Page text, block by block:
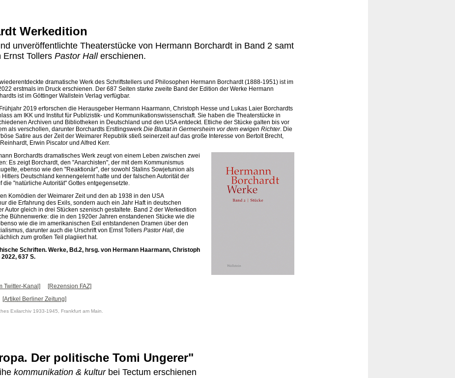
Werkedition
unveröffentlichte Theaterstücke von Hermann Borchardt in Band 2 samt
Ernst Tollers Pastor Hallerschienen.
dramatische Werk des Schriftstellers und Philosophen Hermann Borchardt (1888-1951) ist im
erstmals im Druck erschienen. Der 687 Seiten starke zweite Band der Edition der Werke Hermann
ist im Göttinger Wallstein Verlag verfügbar.
2019 erforschen die Herausgeber Hermann Haarmann, Christoph Hesse und Lukas Laier Borchardts
am IKK und Institut für Publizistik- und Kommunikationswissenschaft. Sie haben die Theaterstücke in
Archiven und Bibliotheken in Deutschland und den USA entdeckt. Etliche der Stücke galten bis vor
als verschollen, darunter Borchardts Erstlingswerk Die Bluttat in Germersheim vor dem ewigen Richter. Die
Satire aus der Zeit der Weimarer Republik stieß seinerzeit auf das große Interesse von Bertolt Brecht,
Erwin Piscator und Alfred Kerr.
Borchardts dramatisches Werk zeugt von einem Leben zwischen zwei
Es zeigt Borchardt, den "Anarchisten", der mit dem Kommunismus
ebenso wie den "Reaktionär", der sowohl Stalins Sowjetunion als
Hitlers Deutschland kennengelernt hatte und der falschen Autorität der
"natürliche Autorität" Gottes entgegensetzte.
Komödien der Weimarer Zeit und den ab 1938 in den USA
die Erfahrung des Exils, sondern auch ein Jahr Haft in deutschen
Autor gleich in drei Stücken szenisch gestaltete. Band 2 der Werkedition
Bühnenwerke: die in den 1920er Jahren enstandenen Stücke wie die
wie die im amerikanischen Exil entstandenen Dramen über den
darunter auch die Urschrift von Ernst Tollers Pastor Hall, die
zum großen Teil plagiiert hat.
Schriften. Werke, Bd.2, hrsg. von Hermann Haarmann, Christoph
637 S.
Twitter-Kanal]
[Rezension FAZ]
[Artikel Berliner Zeitung]
Exilarchiv 1933-1945, Frankfurt am Main.
Der politische Tomi Ungerer"
kommunikation & kulturbei Tectum erschienen